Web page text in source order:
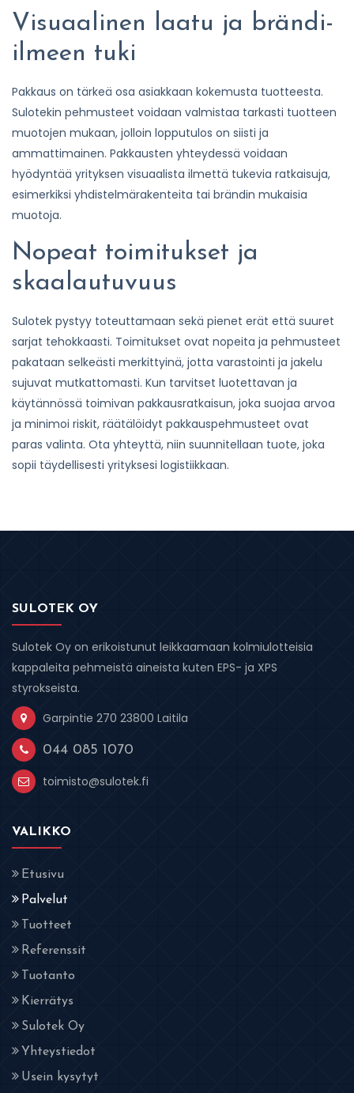
Visuaalinen laatu ja brändi-
ilmeen tuki
Pakkaus on tärkeä osa asiakkaan kokemusta tuotteesta.
Sulotekin pehmusteet voidaan valmistaa tarkasti tuotteen
muotojen mukaan, jolloin lopputulos on siisti ja
ammattimainen. Pakkausten yhteydessä voidaan
hyödyntää yrityksen visuaalista ilmettä tukevia ratkaisuja,
esimerkiksi yhdistelmärakenteita tai brändin mukaisia
muotoja.
Nopeat toimitukset ja
skaalautuvuus
Sulotek pystyy toteuttamaan sekä pienet erät että suuret
sarjat tehokkaasti. Toimitukset ovat nopeita ja pehmusteet
pakataan selkeästi merkittyinä, jotta varastointi ja jakelu
sujuvat mutkattomasti. Kun tarvitset luotettavan ja
käytännössä toimivan pakkausratkaisun, joka suojaa arvoa
ja minimoi riskit, räätälöidyt pakkauspehmusteet ovat
paras valinta. Ota yhteyttä, niin suunnitellaan tuote, joka
sopii täydellisesti yrityksesi logistiikkaan.
SULOTEK OY
Sulotek Oy on erikoistunut leikkaamaan kolmiulotteisia
kappaleita pehmeistä aineista kuten EPS- ja XPS
styrokseista.
Garpintie 270 23800 Laitila
044 085 1070
toimisto@sulotek.fi
VALIKKO
Etusivu
Palvelut
Tuotteet
Referenssit
Tuotanto
Kierrätys
Sulotek Oy
Yhteystiedot
Usein kysytyt